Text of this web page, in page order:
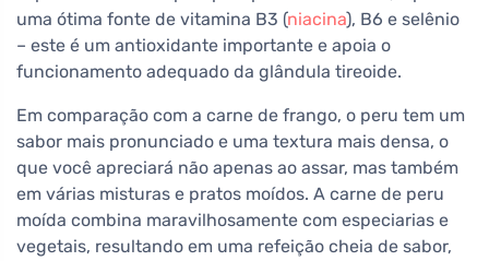
uma ótima fonte de vitamina B3 (niacina), B6 e selênio
– este é um antioxidante importante e apoia o
funcionamento adequado da glândula tireoide.
Em comparação com a carne de frango, o peru tem um
sabor mais pronunciado e uma textura mais densa, o
que você apreciará não apenas ao assar, mas também
em várias misturas e pratos moídos. A carne de peru
moída combina maravilhosamente com especiarias e
vegetais, resultando em uma refeição cheia de sabor,